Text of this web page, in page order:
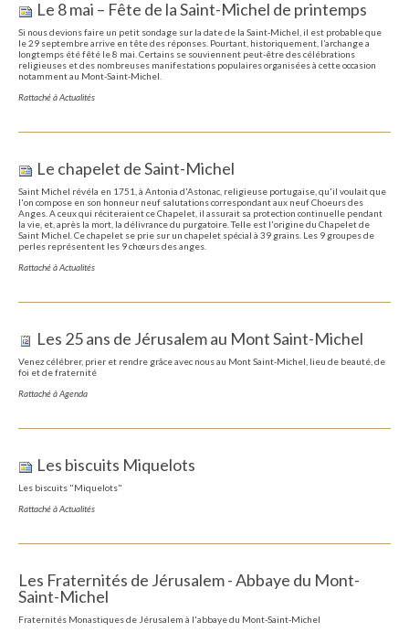
Le 8 mai – Fête de la Saint-Michel de printemps
Si nous devions faire un petit sondage sur la date de la Saint-Michel, il est probable que
le 29 septembre arrive en tête des réponses. Pourtant, historiquement, l’archange a
longtemps été fêté le 8 mai. Certains se souviennent peut-être des célébrations
religieuses et des nombreuses manifestations populaires organisées à cette occasion
notamment au Mont-Saint-Michel.
Rattaché àActualités
Le chapelet de Saint-Michel
Saint Michel révéla en 1751, à Antonia d'Astonac, religieuse portugaise, qu'il voulait que
l'on compose en son honneur neuf salutations correspondant aux neuf Choeurs des
Anges. A ceux qui réciteraient ce Chapelet, il assurait sa protection continuelle pendant
la vie, et, après la mort, la délivrance du purgatoire. Telle est l'origine du Chapelet de
Saint Michel. Ce chapelet se prie sur un chapelet spécial à 39 grains. Les 9 groupes de
perles représentent les 9 chœurs des anges.
Rattaché àActualités
Les 25 ans de Jérusalem au Mont Saint-Michel
Venez célébrer, prier et rendre grâce avec nous au Mont Saint-Michel, lieu de beauté, de
foi et de fraternité
Rattaché àAgenda
Les biscuits Miquelots
Les biscuits "Miquelots"
Rattaché àActualités
Les Fraternités de Jérusalem - Abbaye du Mont-
Saint-Michel
Fraternités Monastiques de Jérusalem à l'abbaye du Mont-Saint-Michel